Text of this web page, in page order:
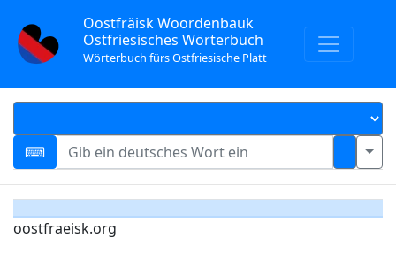
Oostfräisk Woordenbauk
Ostfriesisches Wörterbuch
Wörterbuch fürs Ostfriesische Platt
oostfraeisk.org